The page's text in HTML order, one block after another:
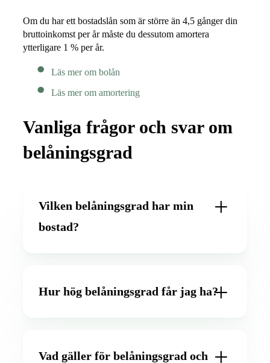
Om du har ett bostadslån som är större än 4,5 gånger din
bruttoinkomst per år måste du dessutom amortera
ytterligare 1 % per år.
Läs mer om bolån
Läs mer om amortering
Vanliga frågor och svar om
belåningsgrad
Vilken belåningsgrad har min
bostad?
Hur hög belåningsgrad får jag ha?
Vad gäller för belåningsgrad och